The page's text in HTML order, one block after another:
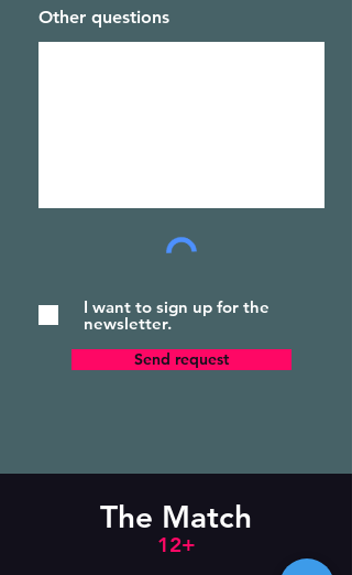
Other questions
I want to sign up for the
newsletter.
Send request
The Match
12+